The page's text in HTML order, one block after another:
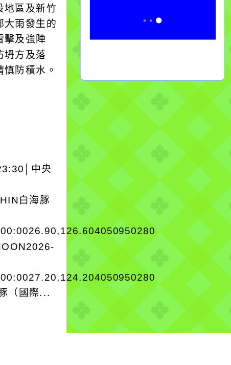
地區及新竹
大雨發生的
擊及強陣
坍方及落
防積水。
中央
白海豚
（國際...